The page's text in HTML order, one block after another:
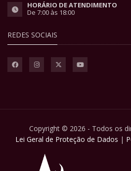
HORÁRIO DE ATENDIMENTO
De 7:00 às 18:00
REDES SOCIAIS
Copyright © 2026 - Todos os
Lei Geral de Proteção de Dados |